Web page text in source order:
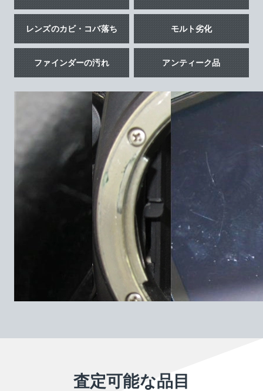
レンズのカビ・コバ落ち モルト劣化
ファインダーの汚れ アンティーク品
査定可能な品目